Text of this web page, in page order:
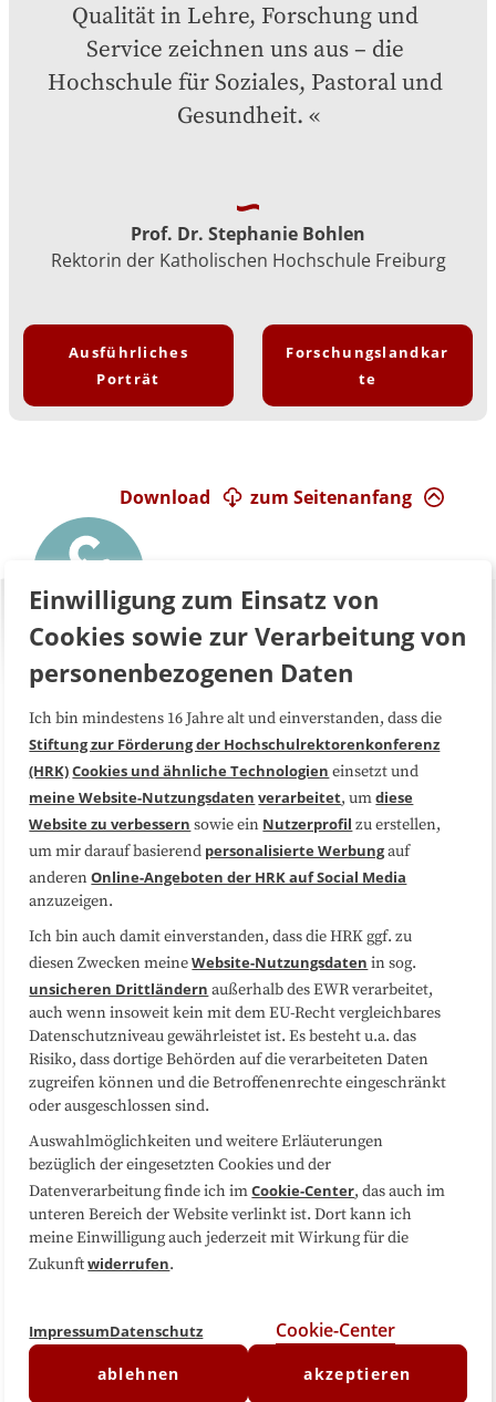
Qualität in Lehre, Forschung und
Service zeichnen uns aus – die
Hochschule für Soziales, Pastoral und
Gesundheit.
Prof. Dr. Stephanie Bohlen
Rektorin der Katholischen Hochschule Freiburg
Ausführliches
Porträt
Forschungslandkar
te
zum Seitenanfang
Download
Über uns FAQ
Medienarbeit Kooperationen
Datenschutzerklärung Impressum
Sitemap
Folgen Sie uns
Einwilligung zum Einsatz von
Cookies sowie zur Verarbeitung von
personenbezogenen Daten
Ich bin mindestens 16 Jahre alt und einverstanden, dass die
Stiftung zur Förderung der Hochschulrektorenkonferenz
(HRK)Cookies und ähnliche Technologien einsetzt und
meine Website-Nutzungsdaten verarbeitet, umdiese
Website zu verbessern sowie ein Nutzerprofil zu erstellen,
um mir darauf basierend personalisierte Werbungauf
anderenOnline-Angeboten der HRK auf Social Media
anzuzeigen.
Ich bin auch damit einverstanden, dass die HRK ggf. zu
diesen Zwecken meineWebsite-Nutzungsdaten in sog.
unsicheren Drittländern außerhalb des EWR verarbeitet,
auch wenn insoweit kein mit dem EU-Recht vergleichbares
Datenschutzniveau gewährleistet ist. Es besteht u.a. das
Risiko, dass dortige Behörden auf die verarbeiteten Daten
zugreifen können und die Betroffenenrechte eingeschränkt
oder ausgeschlossen sind.
Auswahlmöglichkeiten und weitere Erläuterungen
bezüglich der eingesetzten Cookies und der
Datenverarbeitung finde ich imCookie-Center, das auch im
unteren Bereich der Website verlinkt ist. Dort kann ich
meine Einwilligung auch jederzeit mit Wirkung für die
Zukunftwiderrufen.
ImpressumDatenschutz Cookie-Center
ablehnen akzeptieren